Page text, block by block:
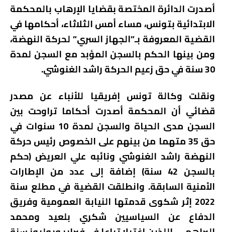
أصدرت الدائرة المختصة بقضايا الإرهاب بالمحكمة
الابتدائية بتونس، مساء أمس الثلاثاء، أحكامها في
القضية المعروفة بـ”الجهاز السري” لحركة النهضة،
ومن بينها الحكم بالسجن المؤبد مع السجن لمدة
30 سنة في حق زعيم الحركة راشد الغنوشي.
ونقلت وكالة تونس إفريقيا للأنباء عن مصدر
قضائي أن المحكمة أصدرت أحكاما تراوحت بين
السجن مدى الحياة والسجن لمدة 10 سنوات في
حق 35 متهما من بينهم على الخصوص رئيس حركة
النهضة راشد الغنوشي ونائبه علي العريض (حكم
بالسجن 42 سنة) إضافة إلى عدد من الإطارات
الأمنية السابقة. وانطلقت القضية في مطلع سنة
2022 إثر شكوى قدمتها النيابة العمومية وفريق
الدفاع عن السياسيين شكري بلعيد ومحمد